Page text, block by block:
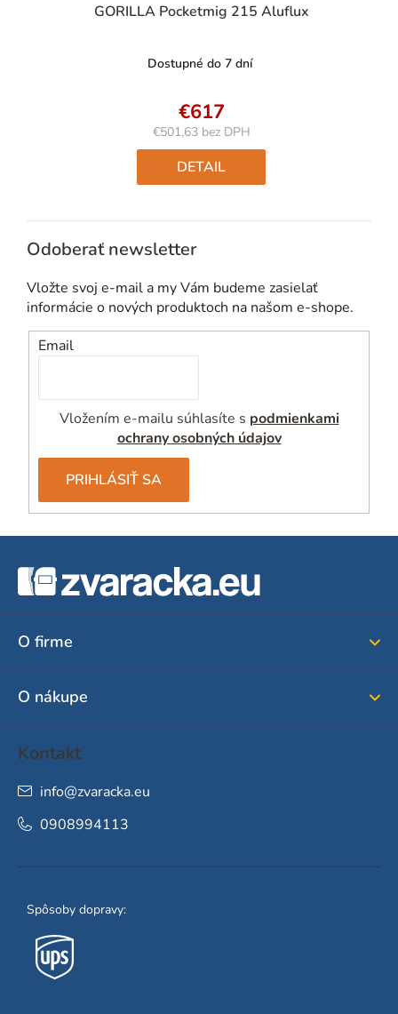
GORILLA Pocketmig 215 Aluflux
Dostupné do 7 dní
€617
€501,63 bez DPH
Jednotková
cena:
DETAIL
Odoberať newsletter
Vložte svoj e-mail a my Vám budeme zasielať
informácie o nových produktoch na našom e-shope.
Email
Vložením e-mailu súhlasíte s podmienkami
ochrany osobných údajov
PRIHLÁSIŤ SA
O firme
O nákupe
Kontakt
info@zvaracka.eu
0908994113
Spôsoby dopravy: